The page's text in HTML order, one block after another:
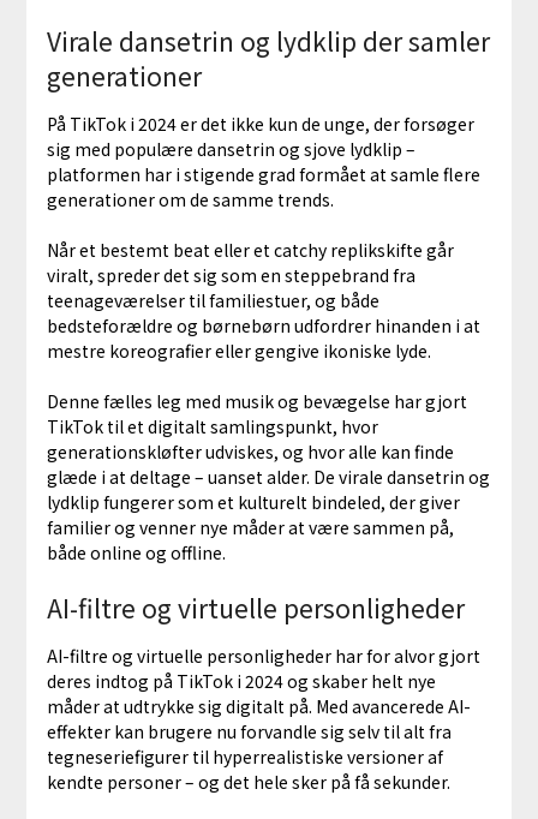
Virale dansetrin og lydklip der samler
generationer
På TikTok i 2024 er det ikke kun de unge, der forsøger
sig med populære dansetrin og sjove lydklip –
platformen har i stigende grad formået at samle flere
generationer om de samme trends.
Når et bestemt beat eller et catchy replikskifte går
viralt, spreder det sig som en steppebrand fra
teenageværelser til familiestuer, og både
bedsteforældre og børnebørn udfordrer hinanden i at
mestre koreografier eller gengive ikoniske lyde.
Denne fælles leg med musik og bevægelse har gjort
TikTok til et digitalt samlingspunkt, hvor
generationskløfter udviskes, og hvor alle kan finde
glæde i at deltage – uanset alder. De virale dansetrin og
lydklip fungerer som et kulturelt bindeled, der giver
familier og venner nye måder at være sammen på,
både online og offline.
AI-filtre og virtuelle personligheder
AI-filtre og virtuelle personligheder har for alvor gjort
deres indtog på TikTok i 2024 og skaber helt nye
måder at udtrykke sig digitalt på. Med avancerede AI-
effekter kan brugere nu forvandle sig selv til alt fra
tegneseriefigurer til hyperrealistiske versioner af
kendte personer – og det hele sker på få sekunder.